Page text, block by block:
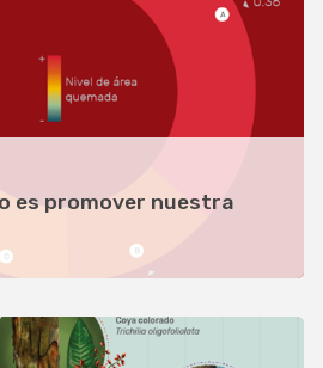
es promover nuestra